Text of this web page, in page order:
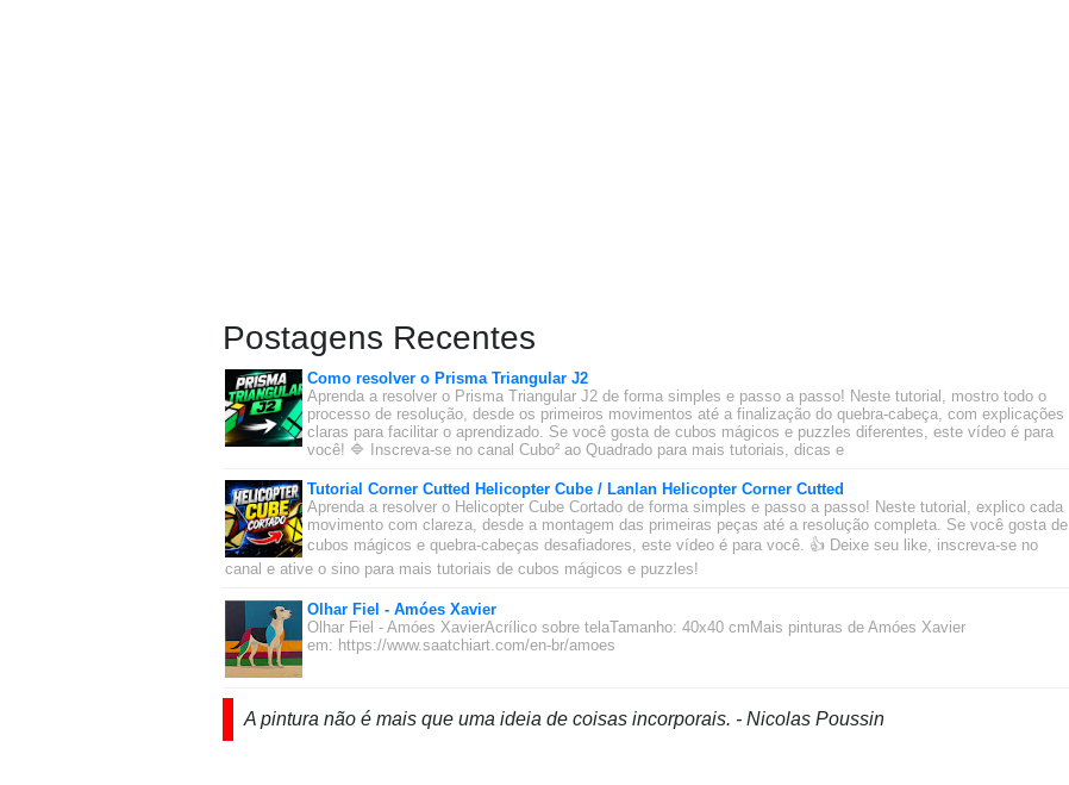
Postagens Recentes
Como resolver o Prisma Triangular J2
Aprenda a resolver o Prisma Triangular J2 de forma simples e passo a passo! Neste tutorial, mostro todo o
processo de resolução, desde os primeiros movimentos até a finalização do quebra-cabeça, com explicações
claras para facilitar o aprendizado. Se você gosta de cubos mágicos e puzzles diferentes, este vídeo é para
você! 🔷 Inscreva-se no canal Cubo² ao Quadrado para mais tutoriais, dicas e
Tutorial Corner Cutted Helicopter Cube / Lanlan Helicopter Corner Cutted
Aprenda a resolver o Helicopter Cube Cortado de forma simples e passo a passo! Neste tutorial, explico cada
movimento com clareza, desde a montagem das primeiras peças até a resolução completa. Se você gosta de
cubos mágicos e quebra-cabeças desafiadores, este vídeo é para você. 👍 Deixe seu like, inscreva-se no
canal e ative o sino para mais tutoriais de cubos mágicos e puzzles!
Olhar Fiel - Amóes Xavier
Olhar Fiel - Amóes XavierAcrílico sobre telaTamanho: 40x40 cmMais pinturas de Amóes Xavier
em: https://www.saatchiart.com/en-br/amoes
A pintura não é mais que uma ideia de coisas incorporais. - Nicolas Poussin